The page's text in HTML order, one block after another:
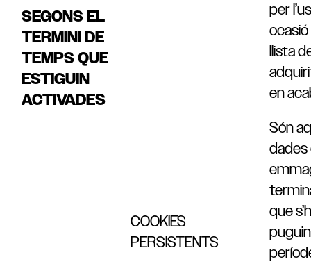
SEGONS EL
TERMINI DE
TEMPS QUE
ESTIGUIN
ACTIVADES
per
llista
en
COOKIES
PERSISTENTS
Són
que